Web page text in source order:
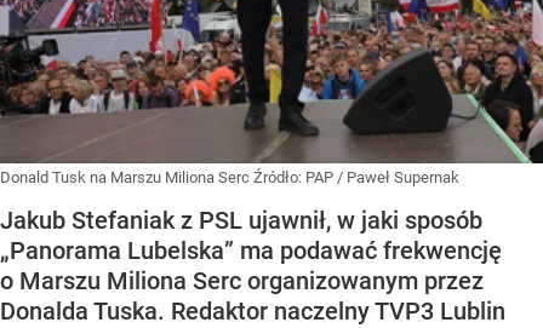
Donald Tusk na Marszu Miliona Serc Źródło: PAP / Paweł Supernak
Jakub Stefaniak z PSL ujawnił, w jaki sposób
„Panorama Lubelska” ma podawać frekwencję
o Marszu Miliona Serc organizowanym przez
Donalda Tuska. Redaktor naczelny TVP3 Lublin